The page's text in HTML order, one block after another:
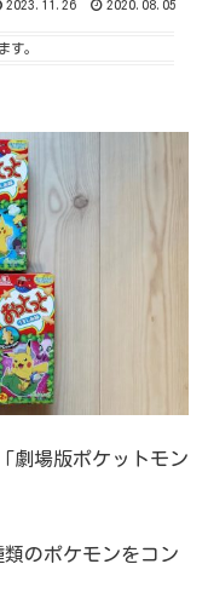
2023.11.26 2020.08.05
す。
劇場版ポケットモン
類のポケモンをコン